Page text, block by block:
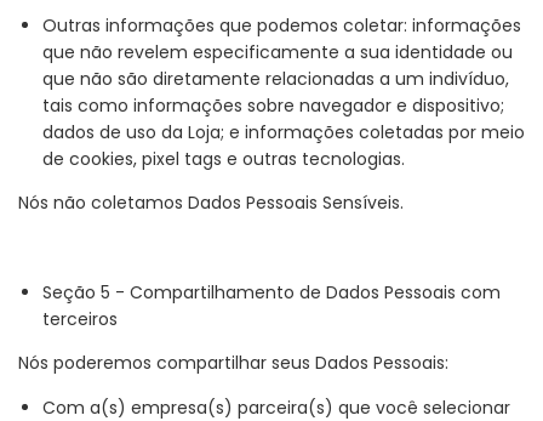
Outras informações que podemos coletar: informações
que não revelem especificamente a sua identidade ou
que não são diretamente relacionadas a um indivíduo,
tais como informações sobre navegador e dispositivo;
dados de uso da Loja; e informações coletadas por meio
de cookies, pixel tags e outras tecnologias.
Nós não coletamos Dados Pessoais Sensíveis.
Seção 5 - Compartilhamento de Dados Pessoais com
terceiros
Nós poderemos compartilhar seus Dados Pessoais:
Com a(s) empresa(s) parceira(s) que você selecionar